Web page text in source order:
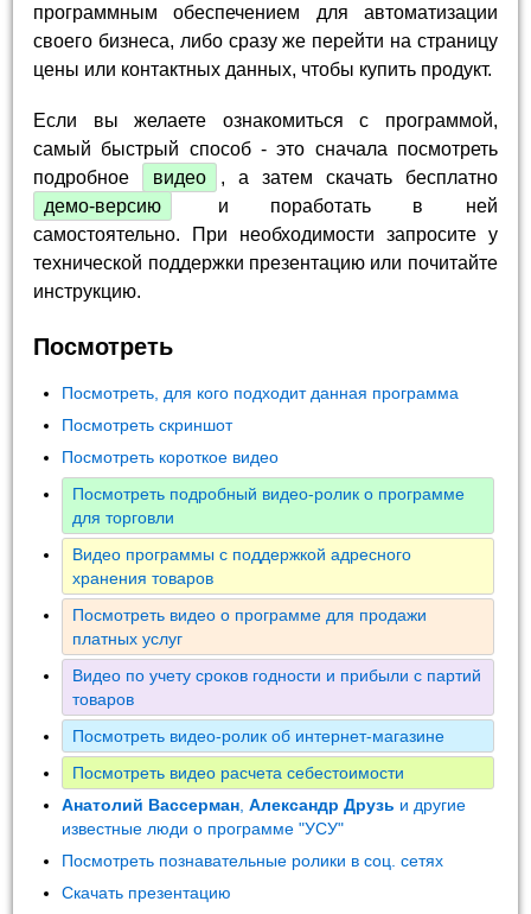
программным обеспечением для автоматизации
своего бизнеса, либо сразу же перейти на страницу
цены или контактных данных, чтобы купить продукт.
Если вы желаете ознакомиться с программой,
самый быстрый способ - это сначала посмотреть
подробное
видео
, а затем скачать бесплатно
демо-версию
и поработать в ней
самостоятельно. При необходимости запросите у
технической поддержки презентацию или почитайте
инструкцию.
Посмотреть
Посмотреть, для кого подходит данная программа
Посмотреть скриншот
Посмотреть короткое видео
Посмотреть подробный видео-ролик о программе
для торговли
Видео программы с поддержкой адресного
хранения товаров
Посмотреть видео о программе для продажи
платных услуг
Видео по учету сроков годности и прибыли с партий
товаров
Посмотреть видео-ролик об интернет-магазине
Посмотреть видео расчета себестоимости
Анатолий Вассерман ,Александр Друзь и другие
известные люди о программе "УСУ"
Посмотреть познавательные ролики в соц. сетях
Скачать презентацию